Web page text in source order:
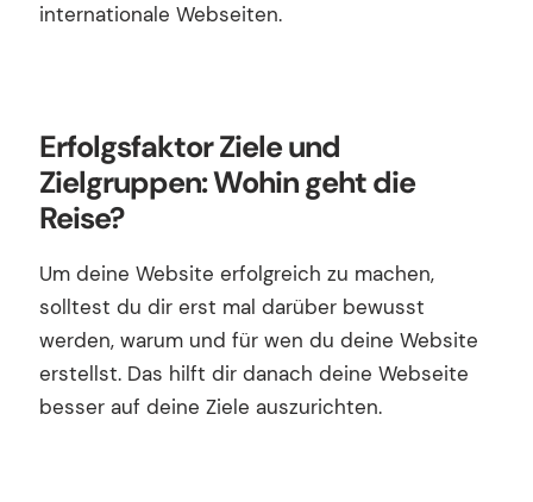
internationale Webseiten.
Erfolgsfaktor Ziele und
Zielgruppen: Wohin geht die
Reise?
Um deine Website erfolgreich zu machen,
solltest du dir erst mal darüber bewusst
werden, warum und für wen du deine Website
erstellst. Das hilft dir danach deine Webseite
besser auf deine Ziele auszurichten.